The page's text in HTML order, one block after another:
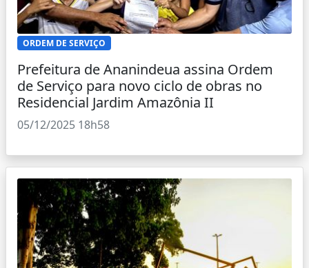
ORDEM DE SERVIÇO
Prefeitura de Ananindeua assina Ordem
de Serviço para novo ciclo de obras no
Residencial Jardim Amazônia II
05/12/2025 18h58